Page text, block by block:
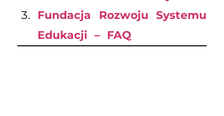
Fundacja Rozwoju Systemu
Edukacji – FAQ